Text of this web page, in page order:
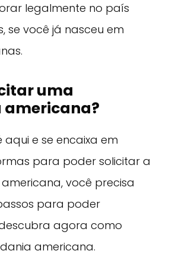
legalmente no país
se você já nasceu em
uma
aqui e se encaixa em
para poder solicitar a
você precisa
para poder
agora como
americana.